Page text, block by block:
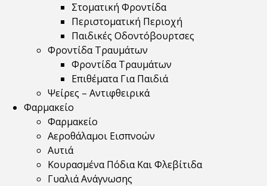
Στοματική Φροντίδα
Περιστοματική Περιοχή
Παιδικές Οδοντόβουρτσες
Φροντίδα Τραυμάτων
Φροντίδα Τραυμάτων
Επιθέματα Για Παιδιά
Ψείρες – Αντιφθειρικά
Φαρμακείο
Φαρμακείο
Αεροθάλαμοι Εισπνοών
Αυτιά
Κουρασμένα Πόδια Και Φλεβίτιδα
Γυαλιά Ανάγνωσης